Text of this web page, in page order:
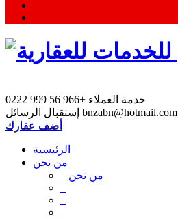
خدمة العملاء +966 56 999 0222
bnzabn@hotmail.com
أضف عقارك
الرئيسية
من نحن
من نحن